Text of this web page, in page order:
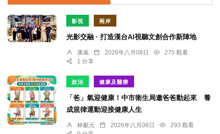
影視 兩岸
光影交融 · 打造漢台AI視聽文創合作新陣地
康嵐 2026年八月08日
275 觀看
1 分享
政治 健康及醫療
「爸」氣迎健康！中市衛生局邀爸爸動起來 養
成規律運動迎接健康人生
林獻元 2026年八月08日
293 觀看